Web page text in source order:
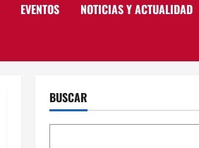
EVENTOS NOTICIAS Y ACTUALIDAD
BUSCAR